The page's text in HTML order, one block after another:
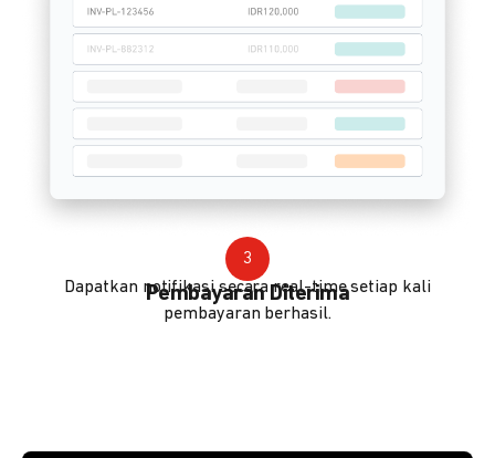
3
Pembayaran Diterima
Dapatkan notifikasi secara real-time setiap kali
pembayaran berhasil.